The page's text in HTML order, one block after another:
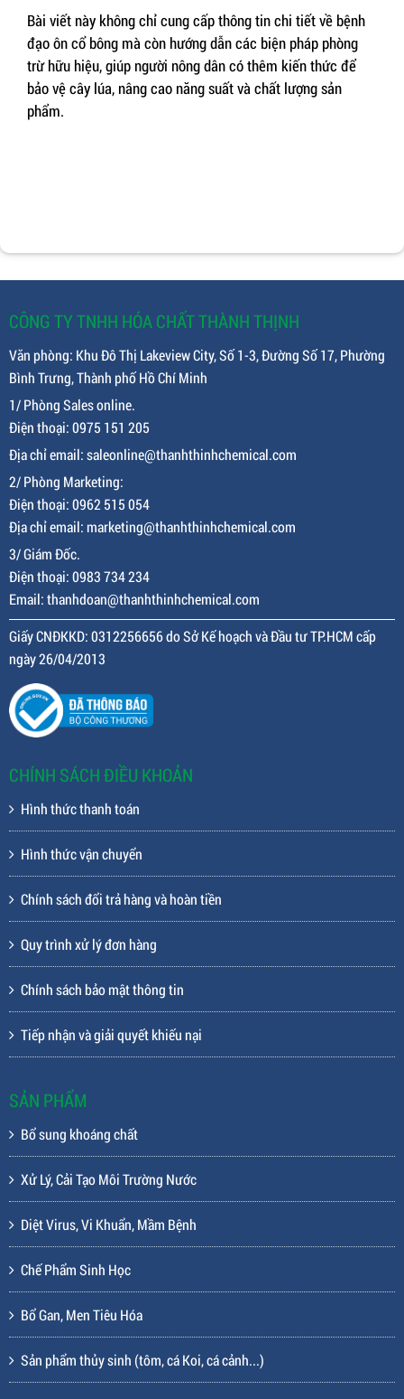
Bài viết này không chỉ cung cấp thông tin chi tiết về bệnh
đạo ôn cổ bông mà còn hướng dẫn các biện pháp phòng
trừ hữu hiệu, giúp người nông dân có thêm kiến thức để
bảo vệ cây lúa, nâng cao năng suất và chất lượng sản
phẩm.
CÔNG TY TNHH HÓA CHẤT THÀNH THỊNH
Văn phòng: Khu Đô Thị Lakeview City, Số 1-3, Đường Số 17, Phường
Bình Trưng, Thành phố Hồ Chí Minh
1/ Phòng Sales online.
Điện thoại: 0975 151 205
Địa chỉ email: saleonline@thanhthinhchemical.com
2/ Phòng Marketing:
Điện thoại: 0962 515 054
Địa chỉ email: marketing@thanhthinhchemical.com
3/ Giám Đốc.
Điện thoại: 0983 734 234
Email: thanhdoan@thanhthinhchemical.com
Giấy CNĐKKD: 0312256656 do Sở Kế hoạch và Đầu tư TP.HCM cấp
ngày 26/04/2013
CHÍNH SÁCH ĐIỀU KHOẢN
Hình thức thanh toán
Hình thức vận chuyển
Chính sách đổi trả hàng và hoàn tiền
Quy trình xử lý đơn hàng
Chính sách bảo mật thông tin
Tiếp nhận và giải quyết khiếu nại
SẢN PHẨM
Bổ sung khoáng chất
Xử Lý, Cải Tạo Môi Trường Nước
Diệt Virus, Vi Khuẩn, Mầm Bệnh
Chế Phẩm Sinh Học
Bổ Gan, Men Tiêu Hóa
Sản phẩm thủy sinh (tôm, cá Koi, cá cảnh...)